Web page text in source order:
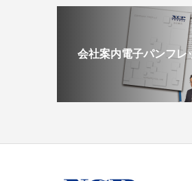
会社案内電子パンフレ